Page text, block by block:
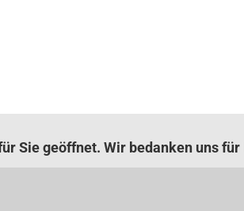
Sie geöffnet. Wir bedanken uns